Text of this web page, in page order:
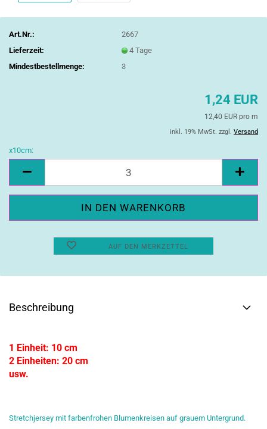
Art.Nr.:
2667
Lieferzeit:
4 Tage
Mindestbestellmenge:
3
1,24 EUR
12,40 EUR pro m
inkl. 19% MwSt. zzgl. Versand
x10cm:
AUF DEN MERKZETTEL
Beschreibung
1 Einheit: 10 cm
2 Einheiten: 20 cm
usw.
Stretchjersey mit farbenfrohen Blumenkreisen auf grauem Untergrund.